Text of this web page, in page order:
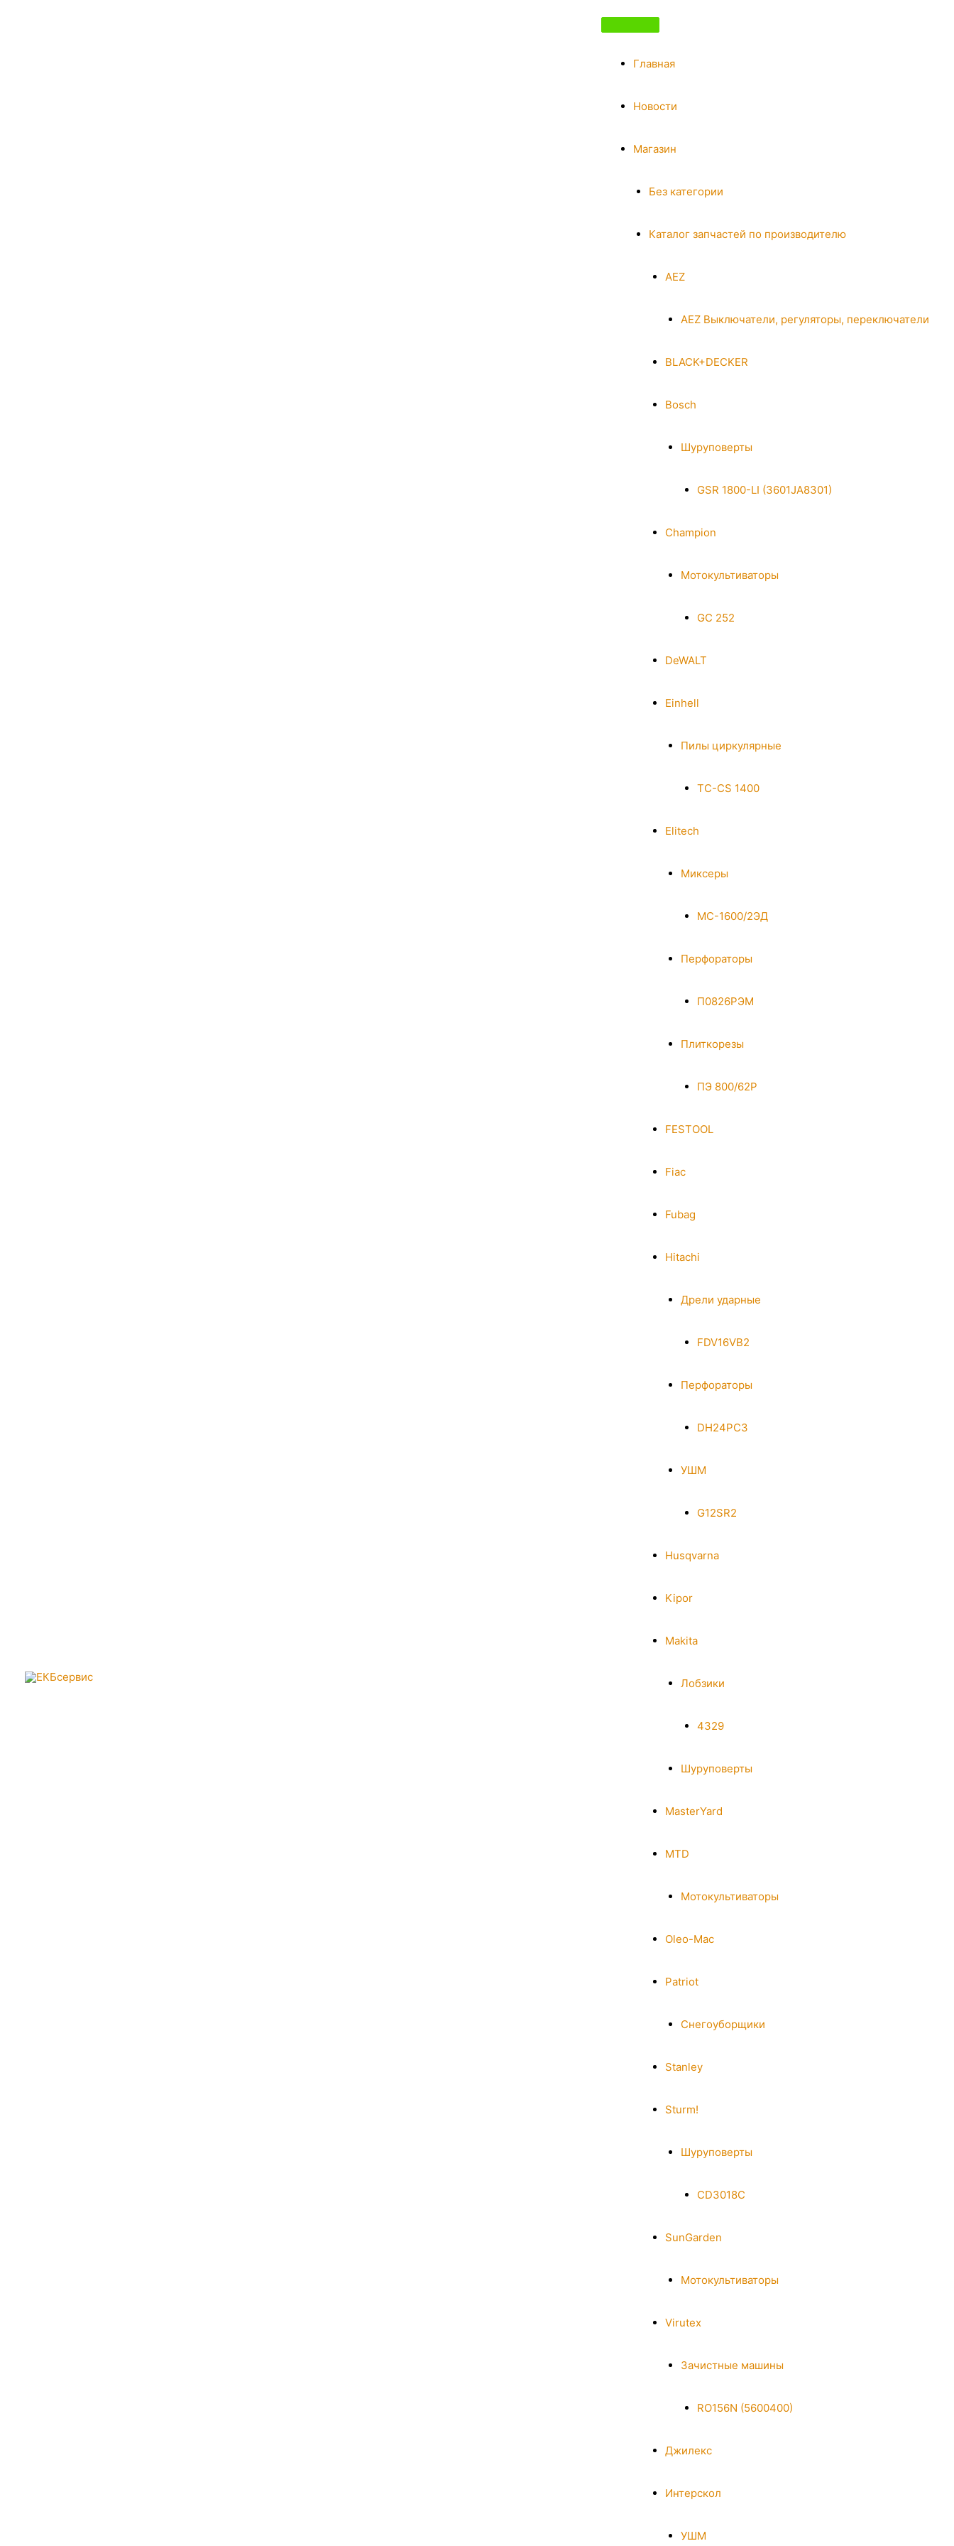
Главная
Новости
Магазин
Без категории
Каталог запчастей по производителю
AEZ
AEZ Выключатели, регуляторы, переключатели
BLACK+DECKER
Bosch
Шуруповерты
GSR 1800-LI (3601JA8301)
Champion
Мотокультиваторы
GC 252
DeWALT
Einhell
Пилы циркулярные
TC-CS 1400
Elitech
Миксеры
МС-1600/2ЭД
Перфораторы
П0826РЭМ
Плиткорезы
ПЭ 800/62Р
FESTOOL
Fiac
Fubag
Hitachi
Дрели ударные
FDV16VB2
Перфораторы
DH24PC3
УШМ
G12SR2
Husqvarna
Kipor
Makita
Лобзики
4329
Шуруповерты
MasterYard
MTD
Мотокультиваторы
Oleo-Mac
Patriot
Снегоуборщики
Stanley
Sturm!
Шуруповерты
CD3018C
SunGarden
Мотокультиваторы
Virutex
Зачистные машины
RO156N (5600400)
Джилекс
Интерскол
УШМ